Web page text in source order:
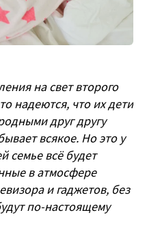
на свет второго
надеются, что их дети
друг другу
всякое. Но это у
семье всё будет
в атмосфере
и гаджетов, без
по-настоящему